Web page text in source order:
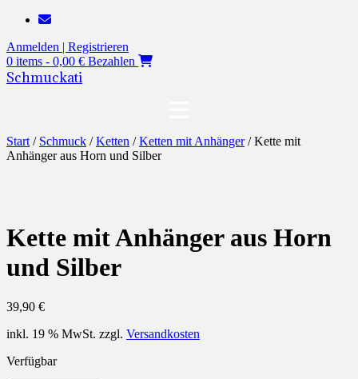
Zum
springen
Anmelden | Registrieren
0 items - 0,00 € Bezahlen
Schmuckati
Start / Schmuck /Ketten /Ketten mit Anhänger/ Kette mit
Anhänger aus Horn und Silber
Kette mit Anhänger aus Horn
und Silber
39,90 €
inkl. 19 % MwSt. zzgl. Versandkosten
Verfügbar